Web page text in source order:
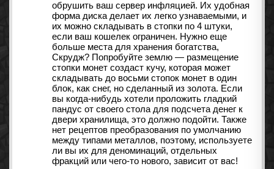
обрушить ваш сервер инфляцией. Их удобная
форма диска делает их легко узнаваемыми, и
их можно складывать в стопки по 4 штуки,
если ваш кошелек ограничен. Нужно еще
больше места для хранения богатства,
Скрудж? Попробуйте землю — размещение
стопки монет создаст кучу, которая может
складывать до восьми стопок монет в один
блок, как снег, но сделанный из золота. Если
вы когда-нибудь хотели проложить гладкий
пандус от своего стола для подсчета денег к
двери хранилища, это должно подойти. Также
нет рецептов преобразования по умолчанию
между типами металлов, поэтому, используете
ли вы их для деноминаций, отдельных
фракций или чего-то нового, зависит от вас!